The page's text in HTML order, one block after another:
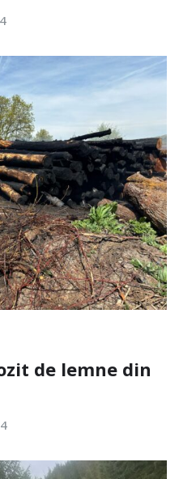
de lemne din